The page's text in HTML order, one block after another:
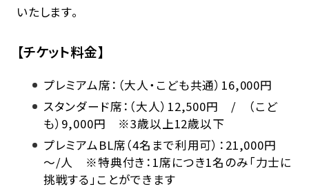
いたします。
【チケット料金】
プレミアム席：（大人・こども共通）16,000円
スタンダード席：（大人）12,500円 / （こど
も）9,000円 ※3歳以上12歳以下
プレミアムBL席（4名まで利用可）：21,000円
～/人 ※特典付き：1席につき1名のみ「力士に
挑戦する」ことができます